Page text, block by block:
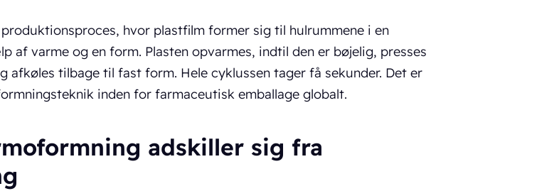
hvor plastfilm former sig til hulrummene i en
af varme og en form. Plasten opvarmes, indtil den er bøjelig, presses
afkøles tilbage til fast form. Hele cyklussen tager få sekunder. Det er
inden for farmaceutisk emballage globalt.
adskiller sig fra